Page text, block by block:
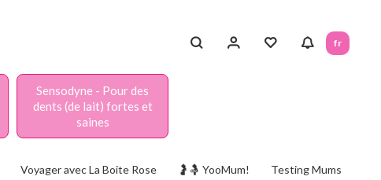
fr
Sensodyne - Pour des
dents (de lait) fortes et
saines
Voyager avec La Boite Rose 🤰🤱 YooMum! Testing Mums